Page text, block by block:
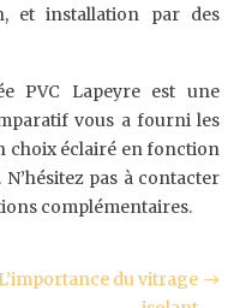
et installation par des
PVC Lapeyre est une
vous a fourni les
choix éclairé en fonction
pas à contacter
complémentaires.
L’importance du vitrage